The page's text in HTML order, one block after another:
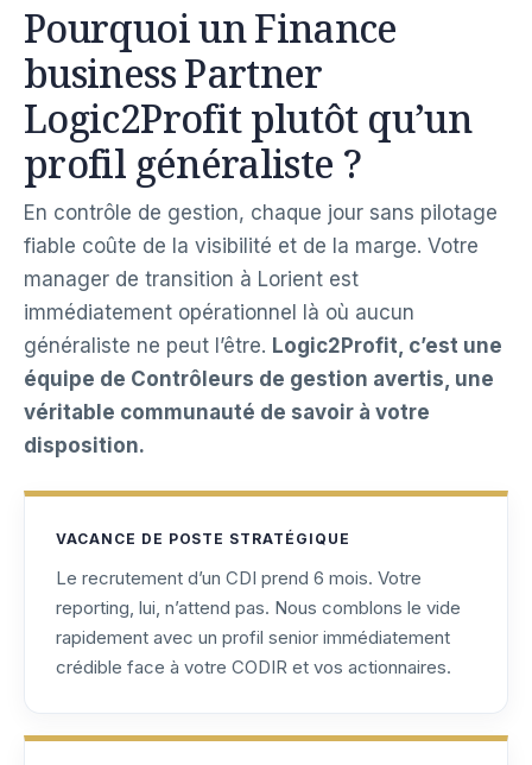
Pourquoi un Finance
business Partner
Logic2Profit plutôt qu’un
profil généraliste ?
En contrôle de gestion, chaque jour sans pilotage
fiable coûte de la visibilité et de la marge. Votre
manager de transition à Lorient est
immédiatement opérationnel là où aucun
généraliste ne peut l’être. Logic2Profit, c’est une
équipe de Contrôleurs de gestion avertis, une
véritable communauté de savoir à votre
disposition.
VACANCE DE POSTE STRATÉGIQUE
Le recrutement d’un CDI prend 6 mois. Votre
reporting, lui, n’attend pas. Nous comblons le vide
rapidement avec un profil senior immédiatement
crédible face à votre CODIR et vos actionnaires.